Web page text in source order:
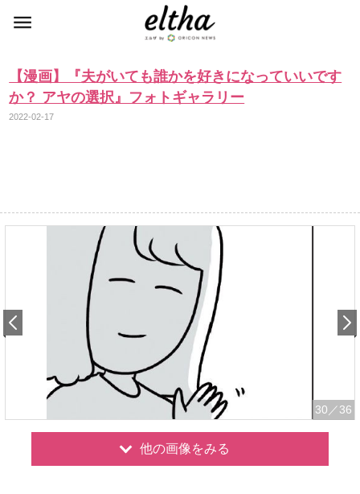
【漫画】『夫がいても誰かを好きになっていいです
か？ アヤの選択』フォトギャラリー
2022-02-17
30 ／36
他の画像をみる